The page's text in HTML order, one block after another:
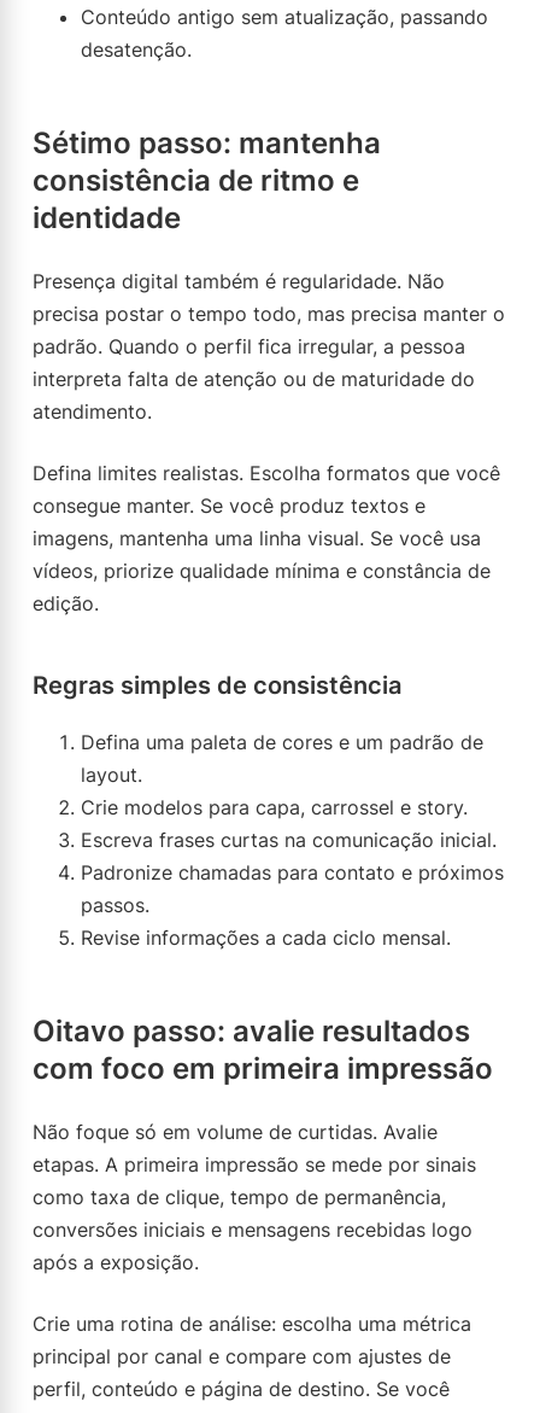
Conteúdo antigo sem atualização, passando
desatenção.
Sétimo passo: mantenha
consistência de ritmo e
identidade
Presença digital também é regularidade. Não
precisa postar o tempo todo, mas precisa manter o
padrão. Quando o perfil fica irregular, a pessoa
interpreta falta de atenção ou de maturidade do
atendimento.
Defina limites realistas. Escolha formatos que você
consegue manter. Se você produz textos e
imagens, mantenha uma linha visual. Se você usa
vídeos, priorize qualidade mínima e constância de
edição.
Regras simples de consistência
Defina uma paleta de cores e um padrão de
layout.
Crie modelos para capa, carrossel e story.
Escreva frases curtas na comunicação inicial.
Padronize chamadas para contato e próximos
passos.
Revise informações a cada ciclo mensal.
Oitavo passo: avalie resultados
com foco em primeira impressão
Não foque só em volume de curtidas. Avalie
etapas. A primeira impressão se mede por sinais
como taxa de clique, tempo de permanência,
conversões iniciais e mensagens recebidas logo
após a exposição.
Crie uma rotina de análise: escolha uma métrica
principal por canal e compare com ajustes de
perfil, conteúdo e página de destino. Se você